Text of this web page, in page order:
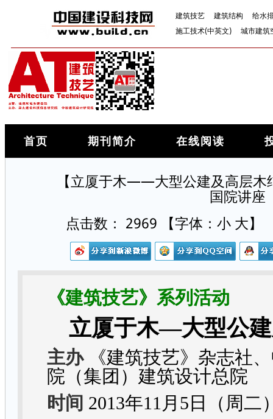
建筑技艺 建筑结构
给水
施工技术(中英文)
城市建筑
首页 期刊简介 在线阅读
【立厦于木——大型公建及高层
国院讲座
点击数： 2969 【字体： 小 大】
《建筑技艺》系列活动
立厦于木—大型公
主办
《建筑技艺》杂志社
院（集团）建筑设计总院
时间 2013年11月5 日
（周二